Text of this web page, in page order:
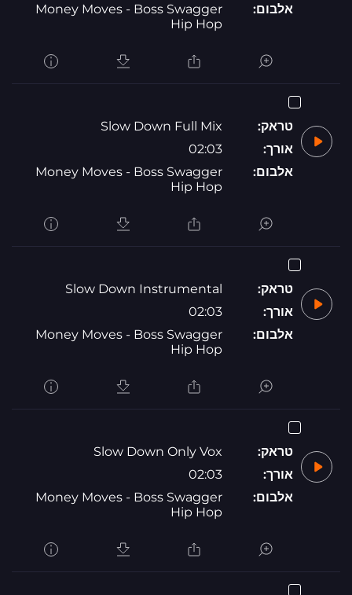
אלבום:
Money Moves - Boss Swagger
Hip Hop
טראק:
Slow Down Full Mix
אורך:
02:03
אלבום:
Money Moves - Boss Swagger
Hip Hop
טראק:
Slow Down Instrumental
אורך:
02:03
אלבום:
Money Moves - Boss Swagger
Hip Hop
טראק:
Slow Down Only Vox
אורך:
02:03
אלבום:
Money Moves - Boss Swagger
Hip Hop